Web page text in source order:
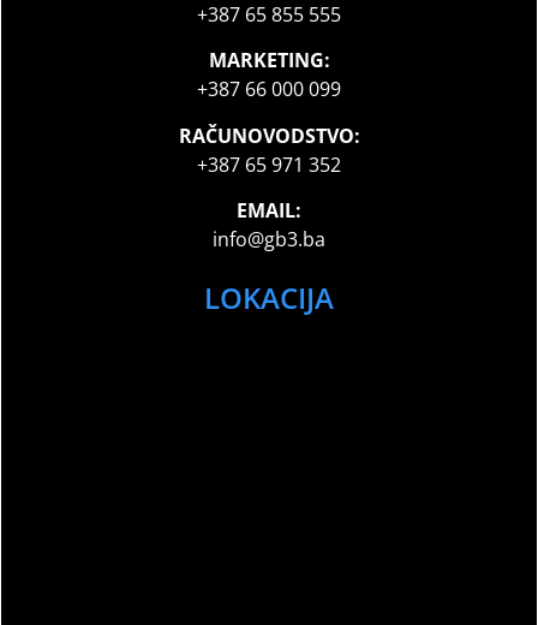
+387 65 855 555
MARKETING:
+387 66 000 099
RAČUNOVODSTVO:
+387 65 971 352
EMAIL:
info@gb3.ba
LOKACIJA